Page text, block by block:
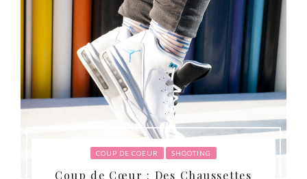
COUP DE COEUR SHOOTING
Coup de Cœur : Des Chaussettes